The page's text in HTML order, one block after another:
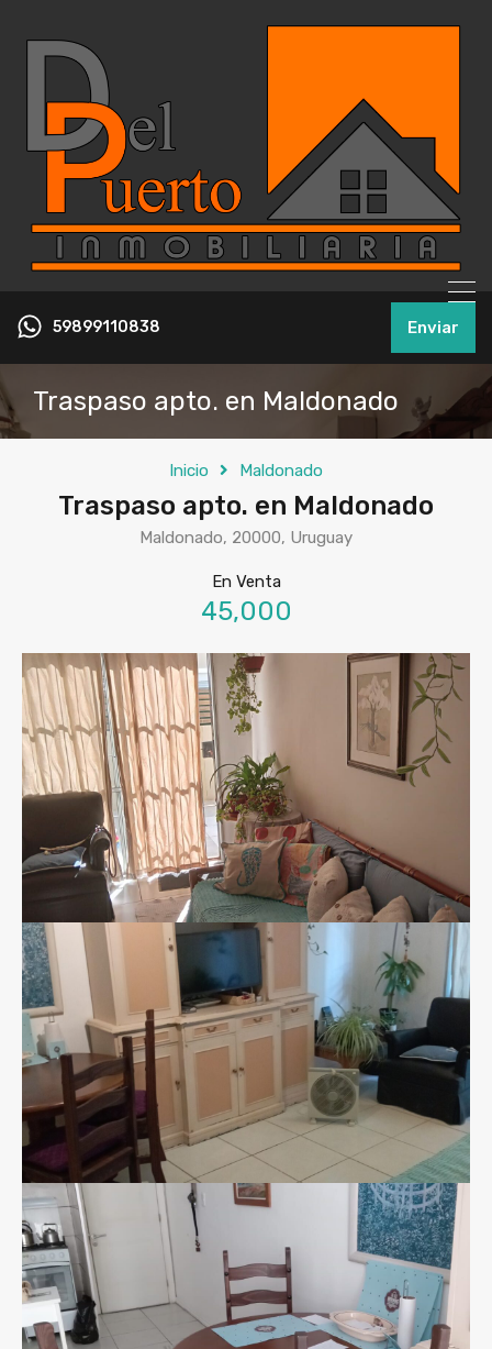
59899110838 Enviar
Traspaso apto. en Maldonado
Inicio Maldonado
Traspaso apto. en Maldonado
Maldonado, 20000, Uruguay
En Venta
45,000